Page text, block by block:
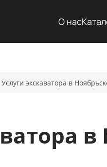
О нас
Услуги экскаватора в